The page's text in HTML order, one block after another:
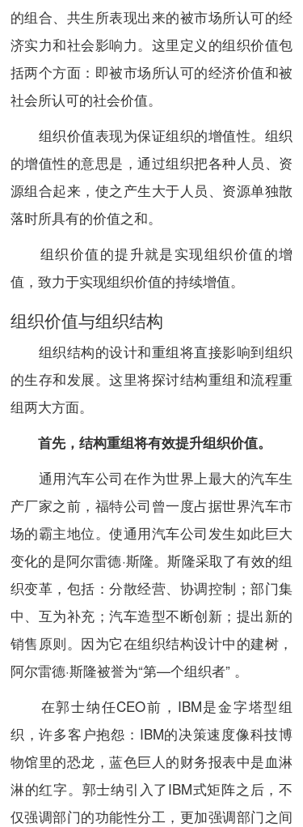
的组合、共生所表现出来的被市场所认可的经
济实力和社会影响力。这里定义的组织价值包
括两个方面：即被市场所认可的经济价值和被
社会所认可的社会价值。
组织价值表现为保证组织的增值性。组织
的增值性的意思是，通过组织把各种人员、资
源组合起来，使之产生大于人员、资源单独散
落时所具有的价值之和。
组织价值的提升就是实现组织价值的增
值，致力于实现组织价值的持续增值。
组织价值与组织结构
组织结构的设计和重组将直接影响到组织
的生存和发展。这里将探讨结构重组和流程重
组两大方面。
首先，结构重组将有效提升组织价值。
通用汽车公司在作为世界上最大的汽车生
产厂家之前， 福特公司 曾一度占据世界汽车市
场的霸主地位。使通用汽车公司发生如此巨大
变化的是阿尔雷德·斯隆。斯隆采取了有效的组
织变革，包括：分散经营、协调控制；部门集
中、互为补充；汽车造型不断创新 ；提出新的
销售原则。因为它在组织结构设计中的建树，
阿尔雷德·斯隆被誉为“第—个组织者” 。
在郭士纳任CEO前， IBM是金字塔型组
织 ，许多客户抱怨：IBM的决策速度像科技博
物馆里的恐龙，蓝色巨人的财务报表中是血淋
淋的红字。郭士纳引入了IBM式矩阵之后，不
仅强调部门的功能性分工，更加强调部门之间